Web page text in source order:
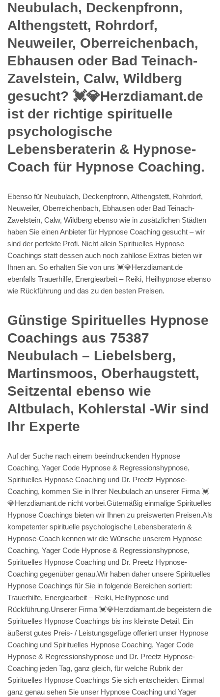
Neubulach, Deckenpfronn,
Althengstett, Rohrdorf,
Neuweiler, Oberreichenbach,
Ebhausen oder Bad Teinach-
Zavelstein, Calw, Wildberg
gesucht? 💓️💎Herzdiamant.de
ist der richtige spirituelle
psychologische
Lebensberaterin & Hypnose-
Coach für Hypnose Coaching.
Ebenso für Neubulach, Deckenpfronn, Althengstett, Rohrdorf,
Neuweiler, Oberreichenbach, Ebhausen oder Bad Teinach-
Zavelstein, Calw, Wildberg ebenso wie in zusätzlichen Städten
haben Sie einen Anbieter für Hypnose Coaching gesucht – wir
sind der perfekte Profi. Nicht allein Spirituelles Hypnose
Coachings statt dessen auch noch zahllose Extras bieten wir
Ihnen an. So erhalten Sie von uns 💓️💎Herzdiamant.de
ebenfalls Trauerhilfe, Energiearbeit – Reiki, Heilhypnose ebenso
wie Rückführung und das zu den besten Preisen.
Günstige Spirituelles Hypnose
Coachings aus 75387
Neubulach – Liebelsberg,
Martinsmoos, Oberhaugstett,
Seitzental ebenso wie
Altbulach, Kohlerstal -Wir sind
Ihr Experte
Auf der Suche nach einem beeindruckenden Hypnose
Coaching, Yager Code Hypnose & Regressionshypnose,
Spirituelles Hypnose Coaching und Dr. Preetz Hypnose-
Coaching, kommen Sie in Ihrer Neubulach an unserer Firma 💓️
💎Herzdiamant.de nicht vorbei.Gütemäßig einmalige Spirituelles
Hypnose Coachings bieten wir Ihnen zu preiswerten Preisen.Als
kompetenter spirituelle psychologische Lebensberaterin &
Hypnose-Coach kennen wir die Wünsche unserem Hypnose
Coaching, Yager Code Hypnose & Regressionshypnose,
Spirituelles Hypnose Coaching und Dr. Preetz Hypnose-
Coaching gegenüber genau.Wir haben daher unsere Spirituelles
Hypnose Coachings für Sie in folgende Bereichen sortiert:
Trauerhilfe, Energiearbeit – Reiki, Heilhypnose und
Rückführung.Unserer Firma 💓️💎Herzdiamant.de begeistern die
Spirituelles Hypnose Coachings bis ins kleinste Detail. Ein
äußerst gutes Preis- / Leistungsgefüge offeriert unser Hypnose
Coaching und Spirituelles Hypnose Coaching, Yager Code
Hypnose & Regressionshypnose und Dr. Preetz Hypnose-
Coaching jeden Tag, ganz gleich, für welche Rubrik der
Spirituelles Hypnose Coachings Sie sich entscheiden. Einmal
ganz genau sehen Sie unser Hypnose Coaching und Yager